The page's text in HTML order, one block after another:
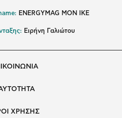
ENERGYMAG ΜΟΝ ΙΚΕ
Ειρήνη Γαλιώτου
ΧΡΗΣΗΣ